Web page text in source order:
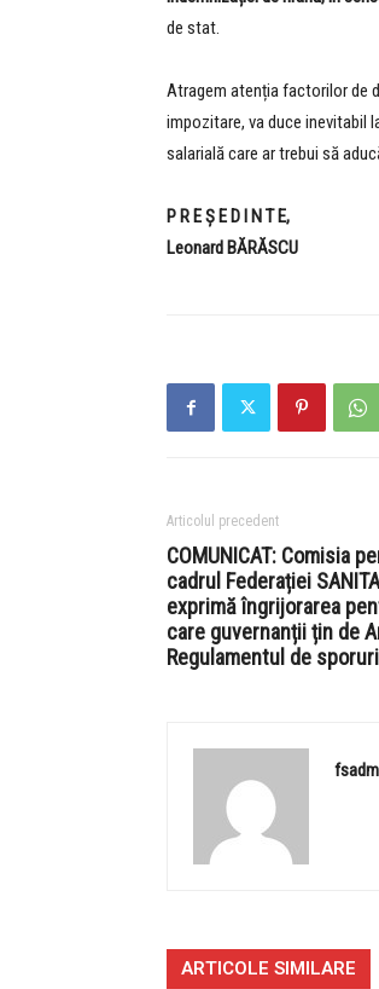
de stat.
Atragem atenția factorilor de
impozitare, va duce inevitabil
salarială care ar trebui să
P R E Ş E D I N T E,
Leonard BĂRĂSCU
Articolul precedent
COMUNICAT: Comisia
cadrul Federației
exprimă îngrijorarea
care guvernanții țin de
Regulamentul de sporuri
ARTICOLE SIMILARE